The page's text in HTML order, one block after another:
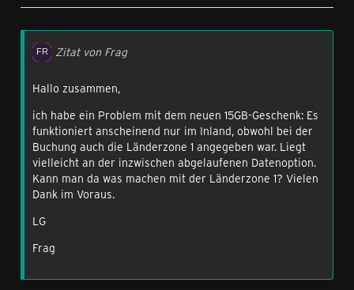
Zitat von Frag
Hallo zusammen,
ich habe ein Problem mit dem neuen 15GB-Geschenk: Es
funktioniert anscheinend nur im Inland, obwohl bei der
Buchung auch die Länderzone 1 angegeben war. Liegt
vielleicht an der inzwischen abgelaufenen Datenoption.
Kann man da was machen mit der Länderzone 1? Vielen
Dank im Voraus.
LG
Frag